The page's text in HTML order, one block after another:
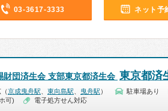
03-3617-3333 ネット予
財団済生会 支部東京都済生会 東京都済
京成曳舟駅 東向島駅 曳舟駅 ） 駐車場あり
可)
電子処方せん対応